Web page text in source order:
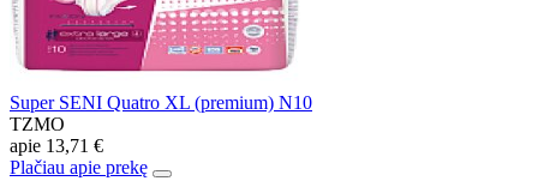
Super SENI Quatro XL (premium) N10
TZMO
apie 13,71 €
Plačiau apie prekę